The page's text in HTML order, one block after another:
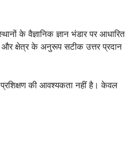
के वैज्ञानिक ज्ञान भंडार पर आधारित
और क्षेत्र के अनुरूप सटीक उत्तर प्रदान
की आवश्यकता नहीं है। केवल